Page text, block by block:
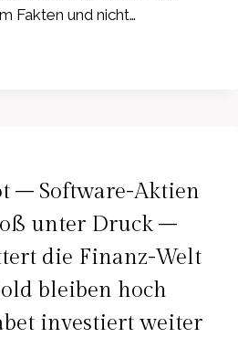
Fakten und nicht…
– Software-Aktien
unter Druck –
die Finanz-Welt
bleiben hoch
investiert weiter